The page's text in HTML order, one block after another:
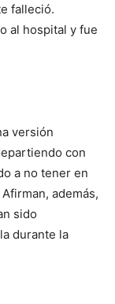
falleció.
al hospital y fue
versión
con
a no tener en
además,
sido
durante la